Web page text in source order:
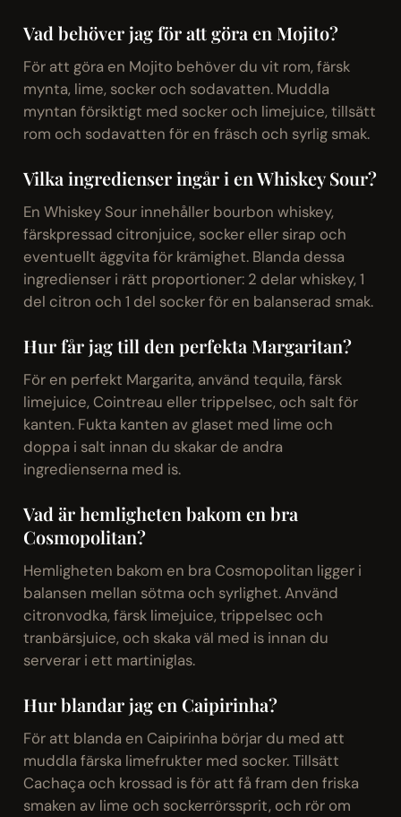
Vad behöver jag för att göra en Mojito?
För att göra en Mojito behöver du vit rom, färsk
mynta, lime, socker och sodavatten. Muddla
myntan försiktigt med socker och limejuice, tillsätt
rom och sodavatten för en fräsch och syrlig smak.
Vilka ingredienser ingår i en Whiskey Sour?
En Whiskey Sour innehåller bourbon whiskey,
färskpressad citronjuice, socker eller sirap och
eventuellt äggvita för krämighet. Blanda dessa
ingredienser i rätt proportioner: 2 delar whiskey, 1
del citron och 1 del socker för en balanserad smak.
Hur får jag till den perfekta Margaritan?
För en perfekt Margarita, använd tequila, färsk
limejuice, Cointreau eller trippelsec, och salt för
kanten. Fukta kanten av glaset med lime och
doppa i salt innan du skakar de andra
ingredienserna med is.
Vad är hemligheten bakom en bra
Cosmopolitan?
Hemligheten bakom en bra Cosmopolitan ligger i
balansen mellan sötma och syrlighet. Använd
citronvodka, färsk limejuice, trippelsec och
tranbärsjuice, och skaka väl med is innan du
serverar i ett martiniglas.
Hur blandar jag en Caipirinha?
För att blanda en Caipirinha börjar du med att
muddla färska limefrukter med socker. Tillsätt
Cachaça och krossad is för att få fram den friska
smaken av lime och sockerrörssprit, och rör om